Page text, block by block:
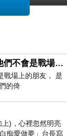
我們在國外留學時會結交一些好朋友: 但他們不會是戰場上的朋友
戰場上的朋友， 是
的倚
)，心裡忽然明亮
痴愛做夢」台長寫